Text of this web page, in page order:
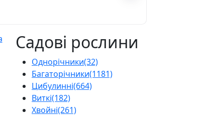
Садові рослини
Однорічники(32)
Багаторічники(1181)
Цибулинні(664)
Виткі(182)
Хвойні(261)